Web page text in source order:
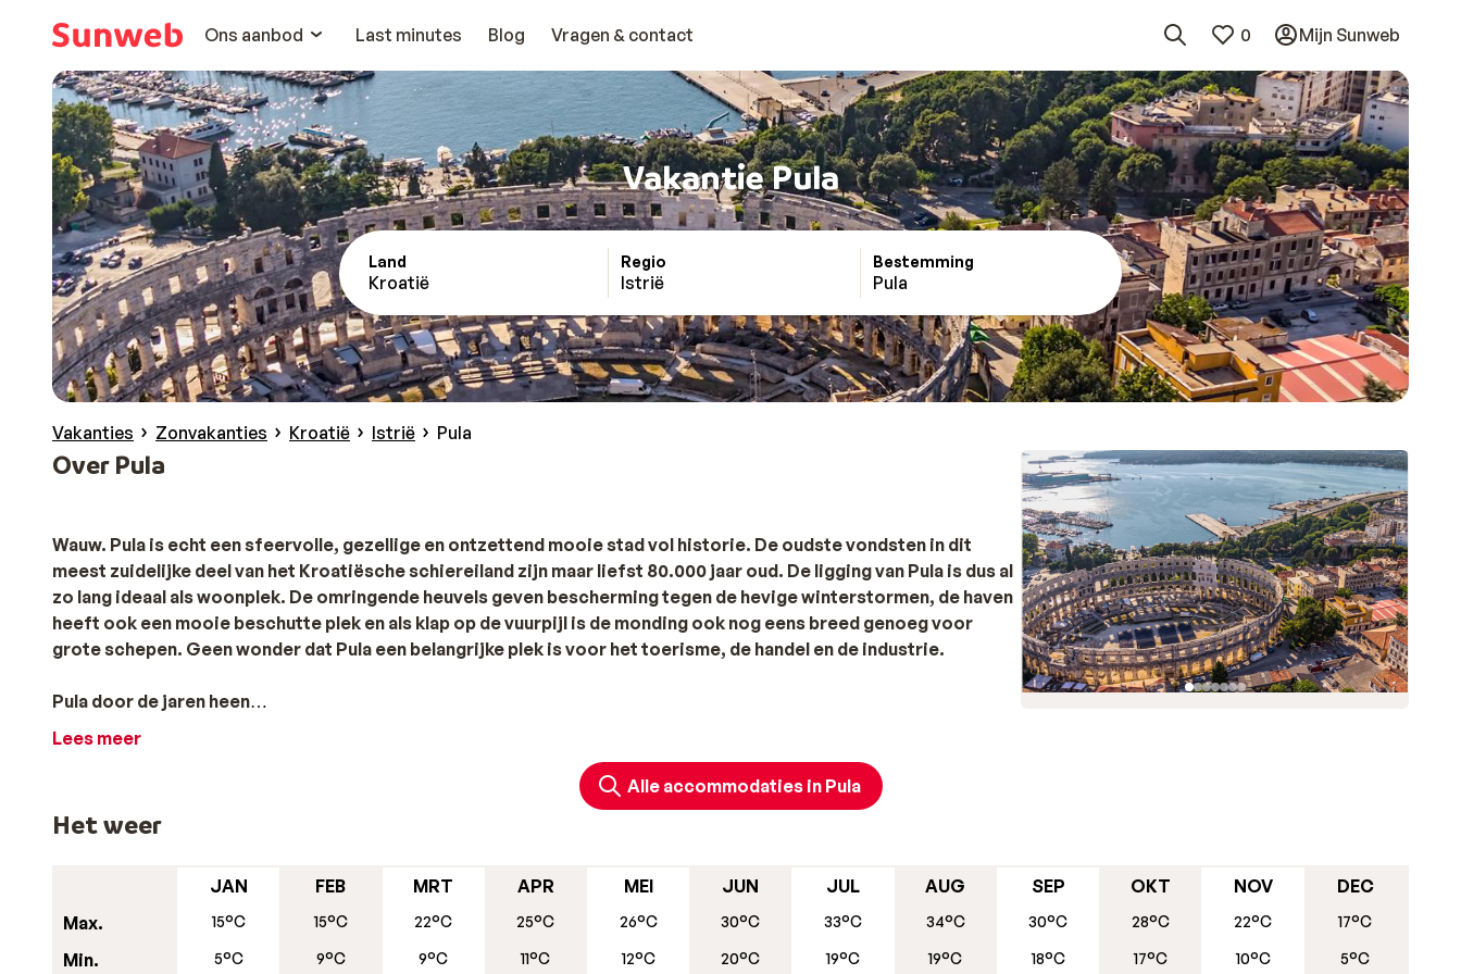
Ons aanbod
Last minutes Blog Vragen & contact 0 Mijn Sunweb
Vakantie Pula
Land
Kroatië
Regio
Istrië
Bestemming
Pula
Vakanties Zonvakanties Kroatië Istrië Pula
Over Pula
Wauw. Pula is echt een sfeervolle, gezellige en ontzettend mooie stad vol historie. De oudste vondsten in dit
meest zuidelijke deel van het Kroatiësche schiereiland zijn maar liefst 80.000 jaar oud. De ligging van Pula is dus al
zo lang ideaal als woonplek. De omringende heuvels geven bescherming tegen de hevige winterstormen, de haven
heeft ook een mooie beschutte plek en als klap op de vuurpijl is de monding ook nog eens breed genoeg voor
grote schepen. Geen wonder dat Pula een belangrijke plek is voor het toerisme, de handel en de industrie.
Pula door de jaren heen
Pula is de oudste stad van de Oost-Adriatische kust. Het is de stad niet altijd voor de wind gegaan, maar de stad heeft
over Pula gaan over de Griekse, en eveneens legendarische Argonauten die een stad stichtten. Zoals in zoveel plaatsen
zijn de Romeinen hier ook jarenlang de baas geweest, net al de kolonisten uit Venetië. In de tussentijd en in de jaren
hierna is de stad meerdere keren geplunderd. Pas toen Istrië bij Oostenrijk kwam, begon de verandering. In 1853 begon
Na al die plunderingen, gevechten en slagen is het eigenlijk een wonder dat Pula nog zo rijk is aan historische
monumenten. De grootste bezienswaardigheid is ongetwijfeld keizer Augustus’ amfitheater uit de eerste eeuw na
Lees meer
Alle accommodaties in Pula
Het weer
Max.
Min.
JAN
15°C
5°C
FEB
15°C
9°C
MRT
22°C
9°C
APR
25°C
11°C
MEI
26°C
12°C
JUN
30°C
20°C
JUL
33°C
19°C
AUG
34°C
19°C
SEP
30°C
18°C
OKT
28°C
17°C
NOV
22°C
10°C
DEC
17°C
5°C